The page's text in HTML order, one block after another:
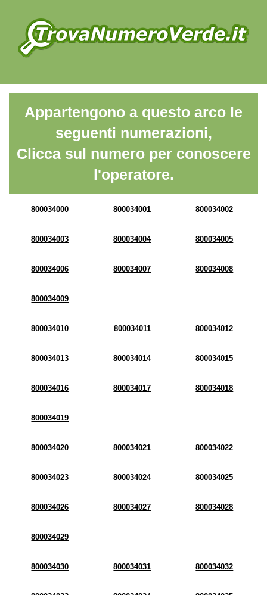
Appartengono a questo arco le
seguenti numerazioni,
Clicca sul numero per conoscere
l'operatore.
800034000 800034001 800034002
800034003 800034004 800034005
800034006 800034007 800034008
800034009
800034010 800034011 800034012
800034013 800034014 800034015
800034016 800034017 800034018
800034019
800034020 800034021 800034022
800034023 800034024 800034025
800034026 800034027 800034028
800034029
800034030 800034031 800034032